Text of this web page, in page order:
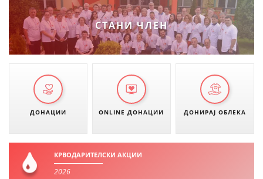
СОЦИЈАЛНО ХУМАНИТАРНА ДЕЈНОСТ
КАКО ДА ДОНИРАТЕ
ТИМОВИ НА ООЦК ОХРИД
ИСТРАЖУВАЊЕ НА ЈАВНО МИСЛЕЊЕ
СТАНИ ЧЛЕН
ДОНАЦИИ ONLINE ДОНАЦИИ ДОНИРАЈ ОБЛЕКА
КРВОДАРИТЕЛСКИ АКЦИИ
2026